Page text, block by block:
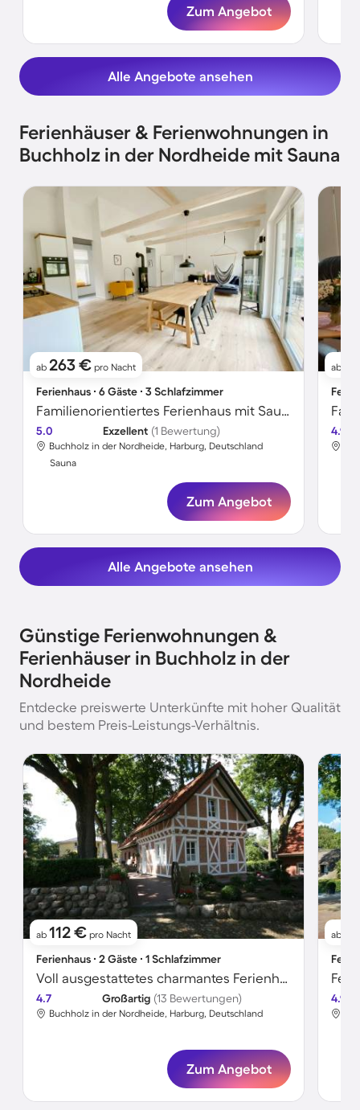
Zum Angebot
Alle Angebote ansehen
Ferienhäuser & Ferienwohnungen in
Buchholz in der Nordheide mit Sauna
ab 263 € pro Nacht
Ferienhaus ∙ 6 Gäste ∙ 3 Schlafzimmer
Familienorientiertes Ferienhaus mit Sauna, Garten und Terrasse
5.0 Exzellent (1 Bewertung)
Buchholz in der Nordheide, Harburg, Deutschland
Sauna
Zum Angebot
ab
4.9
Alle Angebote ansehen
Günstige Ferienwohnungen &
Ferienhäuser in Buchholz in der
Nordheide
Entdecke preiswerte Unterkünfte mit hoher Qualität
und bestem Preis-Leistungs-Verhältnis.
ab 112 € pro Nacht
Ferienhaus ∙ 2 Gäste ∙ 1 Schlafzimmer
Voll ausgestattetes charmantes Ferienhaus mit Grill
4.7 Großartig (13 Bewertungen)
Buchholz in der Nordheide, Harburg, Deutschland
Zum Angebot
ab
4.9